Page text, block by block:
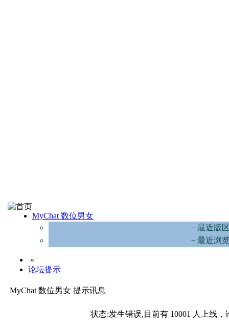
MyChat 数位男女
－最近版
－最近浏
»
论坛提示
MyChat 数位男女 提示讯息
状态:发生错误,目前有 10001 人上线